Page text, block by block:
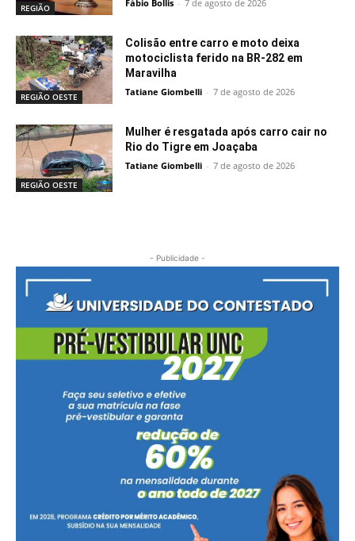
REGIÃO Fábio Bollis - 7 de agosto de 2026
REGIÃO OESTE
Colisão entre carro e moto deixa
motociclista ferido na BR-282 em
Maravilha
Tatiane Giombelli - 7 de agosto de 2026
REGIÃO OESTE
Mulher é resgatada após carro cair no
Rio do Tigre em Joaçaba
Tatiane Giombelli - 7 de agosto de 2026
- Publicidade -